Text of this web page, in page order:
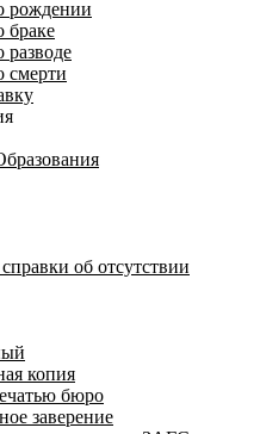
рождении
браке
разводе
смерти
об отсутствии
копия
бюро
заверение